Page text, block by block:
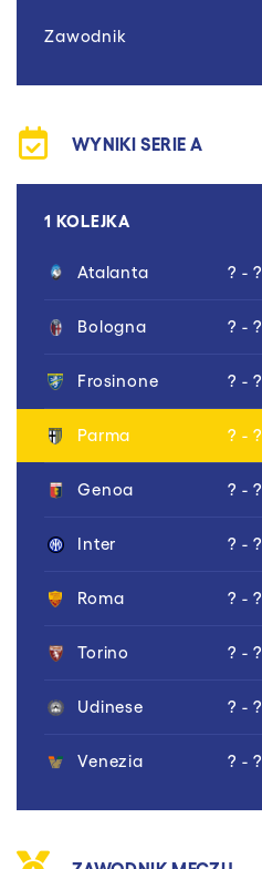
Zawodnik
WYNIKI SERIE A
1 KOLEJKA
Atalanta ? - ?
Bologna ? - ?
Frosinone ? - ?
Parma ? - ?
Genoa ? - ?
Inter ? - ?
Roma ? - ?
Torino ? - ?
Udinese ? - ?
Venezia ? - ?